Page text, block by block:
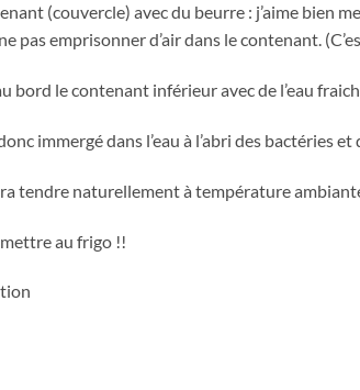
(couvercle) avec du beurre : j’aime bien
pas emprisonner d’air dans le contenant.
bord le contenant inférieur avec de l’eau
immergé dans l’eau à l’abri des bactéries et
tendre naturellement à température
au frigo !!